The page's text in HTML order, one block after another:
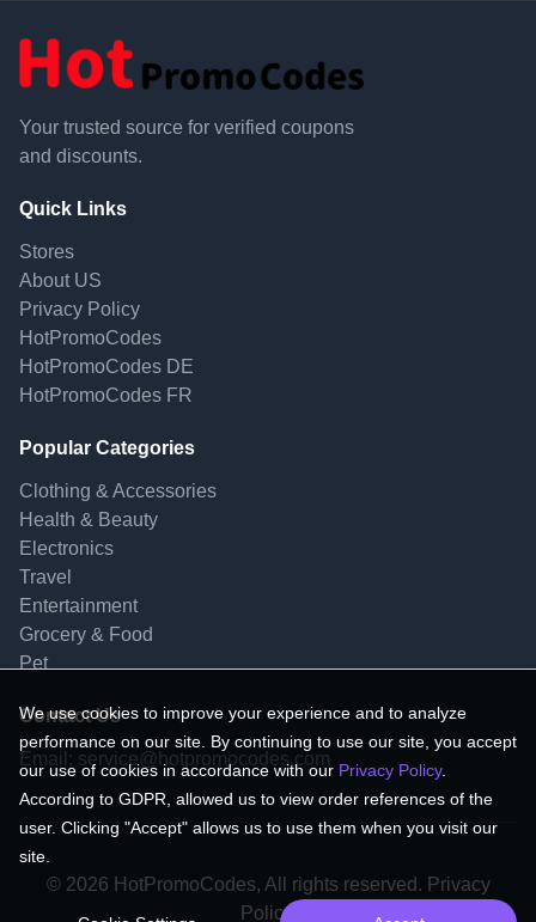
Your trusted source for verified coupons
and discounts.
Quick Links
Stores
About US
Privacy Policy
HotPromoCodes
HotPromoCodes DE
HotPromoCodes FR
Popular Categories
Clothing & Accessories
Health & Beauty
Electronics
Travel
Entertainment
Grocery & Food
Pet
Contact Us
Email: service@hotpromocodes.com
© 2026 HotPromoCodes, All rights reserved. Privacy
Policy.
We use cookies to improve your experience and to analyze
performance on our site. By continuing to use our site, you accept
our use of cookies in accordance with our Privacy Policy.
According to GDPR, allowed us to view order references of the
user. Clicking "Accept" allows us to use them when you visit our
site.